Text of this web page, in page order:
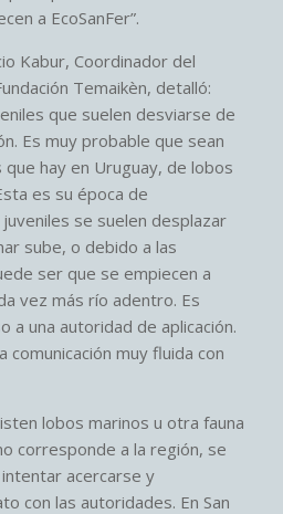
a EcoSanFer”.
Kabur, Coordinador del
Temaikèn, detalló:
que suelen desviarse de
Es muy probable que sean
que hay en Uruguay, de lobos
es su época de
se suelen desplazar
sube, o debido a las
ser que se empiecen a
vez más río adentro. Es
a una autoridad de aplicación.
muy fluida con
lobos marinos u otra fauna
corresponde a la región, se
acercarse y
con las autoridades. En San